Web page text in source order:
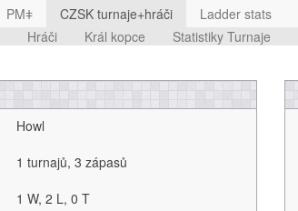
PMǂ CZSK turnaje+hráči Ladder stats
Hráči Král kopce Statistiky Turnaje
Howl
1 turnajů, 3 zápasů
1 W, 2 L, 0 T